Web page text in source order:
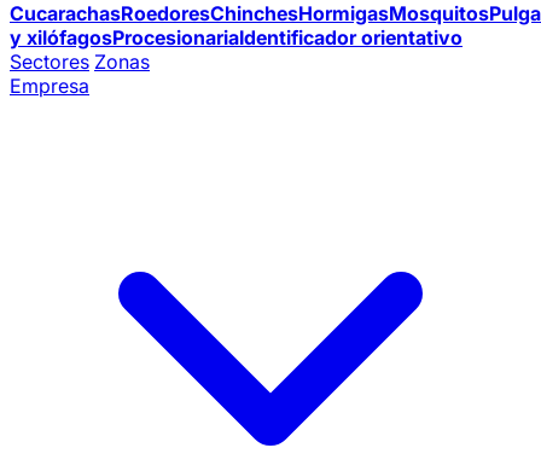
CucarachasRoedoresChinchesHormigasMosquitos
y xilófagosProcesionariaIdentificador orientativo
Sectores Zonas
Empresa